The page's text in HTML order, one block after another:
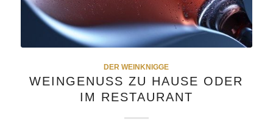
DER WEINKNIGGE
WEINGENUSS ZU HAUSE ODER
IM RESTAURANT